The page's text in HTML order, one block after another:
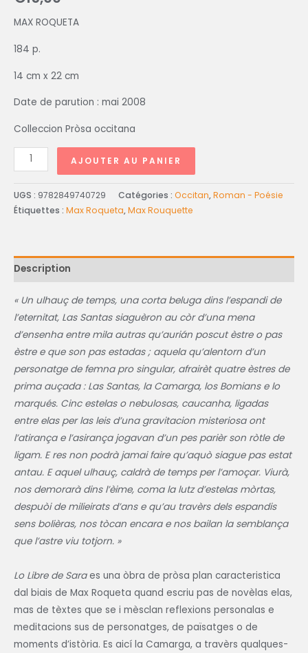
MAX ROQUETA
184 p.
14 cm x 22 cm
Date de parution : mai 2008
Colleccion Pròsa occitana
AJOUTER AU PANIER
UGS : 9782849740729 Catégories : Occitan,Roman - Poésie
Étiquettes : Max Roqueta,Max Rouquette
Description
« Un ulhauç de temps, una corta beluga dins l’espandi de
l’eternitat, Las Santas siaguèron au còr d’una mena
d’ensenha entre mila autras qu’aurián poscut èstre o pas
èstre e que son pas estadas ; aquela qu’alentorn d’un
personatge de femna pro singular, afrairèt quatre èstres de
prima auçada : Las Santas, la Camarga, los Bomians e lo
marqués. Cinc estelas o nebulosas, caucanha, ligadas
entre elas per las leis d’una gravitacion misteriosa ont
l’atirança e l’asirança jogavan d’un pes parièr son ròtle de
ligam. E res non podrà jamai faire qu’aquò siague pas estat
antau. E aquel ulhauç, caldrà de temps per l’amoçar. Viurà,
nos demorarà dins l’èime, coma la lutz d’estelas mòrtas,
despuòi de milieirats d’ans e qu’au travèrs dels espandis
sens bolièras, nos tòcan encara e nos bailan la semblança
que l’astre viu totjorn. »
Lo Libre de Saraes una òbra de pròsa plan caracteristica
dal biais de Max Roqueta quand escriu pas de novèlas elas,
mas de tèxtes que se i mèsclan reflexions personalas e
meditacions sus de personatges, de païsatges o de
moments d’istòria. Es aicí la Camarga, a travèrs qualques-